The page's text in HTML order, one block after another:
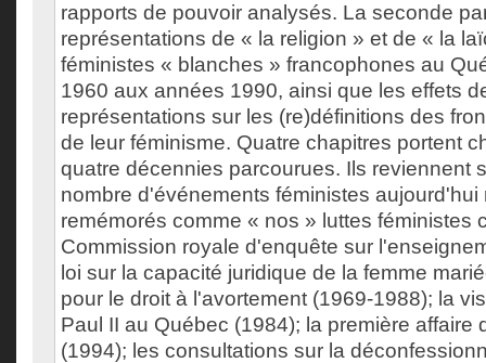
rapports de pouvoir analysés. La seconde
représentations de « la religion » et de « la
féministes « blanches » francophones au
1960 aux années 1990, ainsi que les effets
représentations sur les (re)définitions des
de leur féminisme. Quatre chapitres portent
quatre décennies parcourues. Ils reviennent
nombre d'événements féministes aujourd'hui
remémorés comme « nos » luttes féministes
Commission royale d'enquête sur
loi sur la capacité juridique de la femme
pour le droit à l'avortement (1969-1988); la
Paul II au Québec (1984); la première affaire
(1994); les consultations sur la